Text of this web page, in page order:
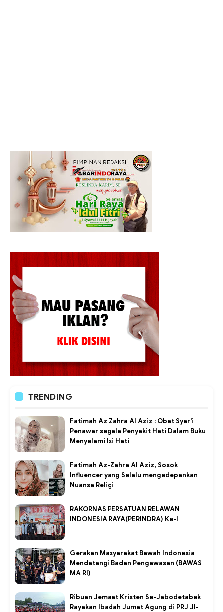
TRENDING
Fatimah Az Zahra Al Aziz : Obat Syar'i
Penawar segala Penyakit Hati Dalam Buku
Menyelami Isi Hati
Fatimah Az-Zahra Al Aziz, Sosok
Influencer yang Selalu mengedepankan
Nuansa Religi
RAKORNAS PERSATUAN RELAWAN
INDONESIA RAYA(PERINDRA) Ke-I
Gerakan Masyarakat Bawah Indonesia
Mendatangi Badan Pengawasan (BAWAS
MA RI)
Ribuan Jemaat Kristen Se-Jabodetabek
Rayakan Ibadah Jumat Agung di PRJ JI-